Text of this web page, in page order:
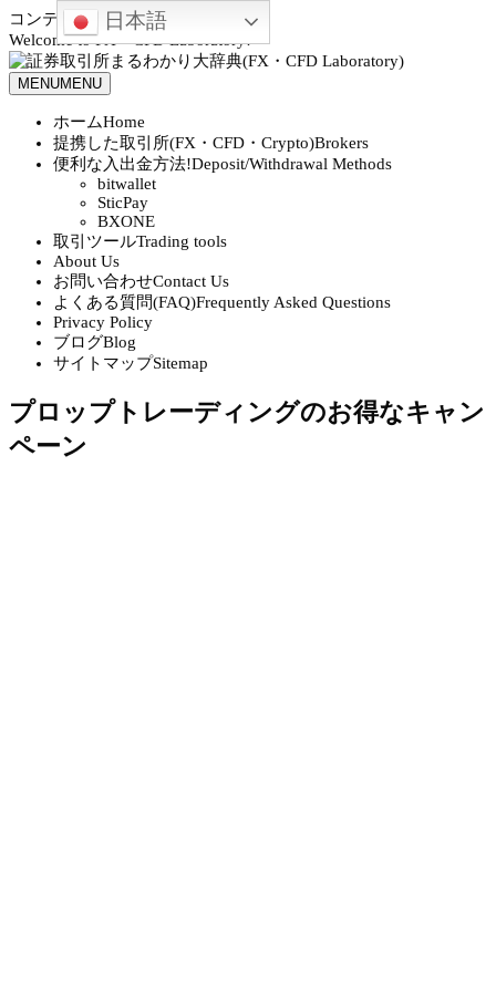
コンテンツへスキップ
Welcome to FX・CFD Laboratory!
MENUMENU
ホームHome
提携した取引所(FX・CFD・Crypto)Brokers
便利な入出金方法!Deposit/Withdrawal Methods
bitwallet
SticPay
BXONE
取引ツールTrading tools
About Us
お問い合わせContact Us
よくある質問(FAQ)Frequently Asked Questions
Privacy Policy
ブログBlog
サイトマップSitemap
プロップトレーディングのお得なキャン
ペーン
日本語